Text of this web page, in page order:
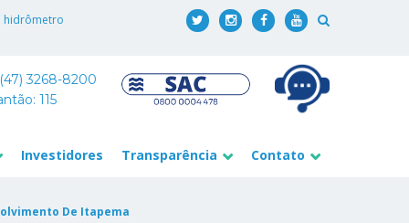
hidrômetro
3268-8200
115
Investidores Transparência Contato
De Itapema